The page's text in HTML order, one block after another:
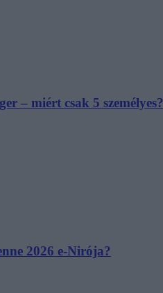
– miért csak 5 személyes?
2026 e-Nirója?